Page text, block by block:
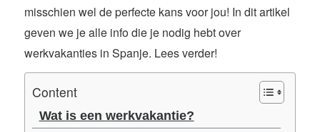
misschien wel de perfecte kans voor jou! In dit artikel
geven we je alle info die je nodig hebt over
werkvakanties in Spanje. Lees verder!
Content
Wat is een werkvakantie?